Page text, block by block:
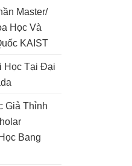
Master/
Học Và
KAIST
Học Tại Đại
Giả Thỉnh
Bang